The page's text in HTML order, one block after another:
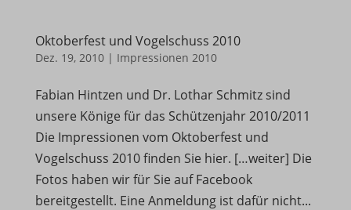
Oktoberfest und Vogelschuss 2010
Dez. 19, 2010| Impressionen 2010
Fabian Hintzen und Dr. Lothar Schmitz sind
unsere Könige für das Schützenjahr 2010/2011
Die Impressionen vom Oktoberfest und
Vogelschuss 2010 finden Sie hier. […weiter] Die
Fotos haben wir für Sie auf Facebook
bereitgestellt. Eine Anmeldung ist dafür nicht...